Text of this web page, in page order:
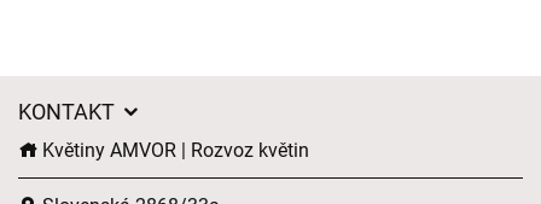
KONTAKT
Květiny AMVOR | Rozvoz květin